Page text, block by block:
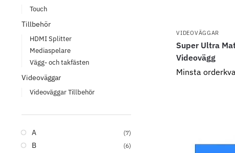
VIDEOVÄGGAR
Super Ultra
Videovägg
Minsta
Touch
Tillbehör
HDMI Splitter
Mediaspelare
Vägg- och takfästen
Videoväggar
Videoväggar Tillbehör
A (7)
B (6)